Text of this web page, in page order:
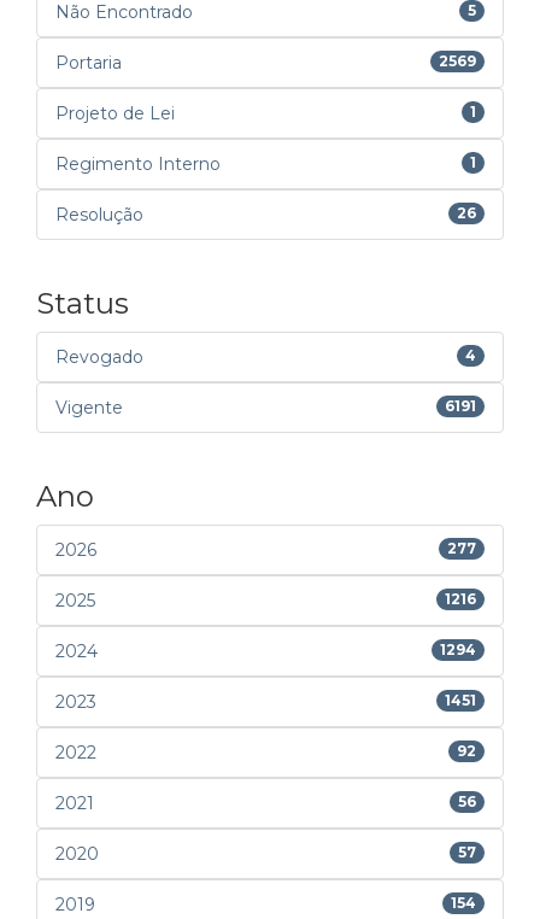
Não Encontrado 5
Portaria 2569
Projeto de Lei 1
Regimento Interno 1
Resolução 26
Status
Revogado 4
Vigente 6191
Ano
2026 277
2025 1216
2024 1294
2023 1451
2022 92
2021 56
2020 57
2019 154